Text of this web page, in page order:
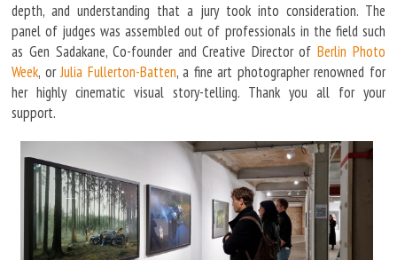
depth, and understanding that a jury took into consideration. The
panel of judges was assembled out of professionals in the field such
as Gen Sadakane, Co-founder and Creative Director of Berlin Photo
Week, orJulia Fullerton-Batten, a fine art photographer renowned for
her highly cinematic visual story-telling. Thank you all for your
support.